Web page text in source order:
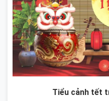
Tiểu cảnh tết